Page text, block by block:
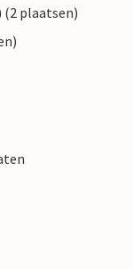
(2 plaatsen)